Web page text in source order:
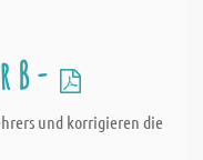
ß -
und korrigieren die